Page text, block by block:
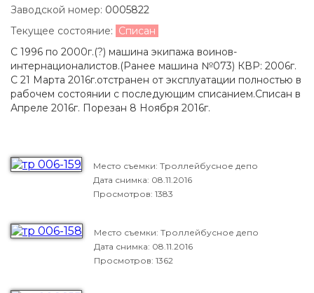
Заводской номер: 0005822
Текущее состояние: Списан
С 1996 по 2000г.(?) машина экипажа воинов-
интернационалистов.(Ранее машина №073) КВР: 2006г.
С 21 Марта 2016г.отстранен от эксплуатации полностью в
рабочем состоянии с последующим списанием.Списан в
Апреле 2016г. Порезан 8 Ноября 2016г.
Место съемки: Троллейбусное депо
Дата снимка: 08.11.2016
Просмотров: 1383
Место съемки: Троллейбусное депо
Дата снимка: 08.11.2016
Просмотров: 1362